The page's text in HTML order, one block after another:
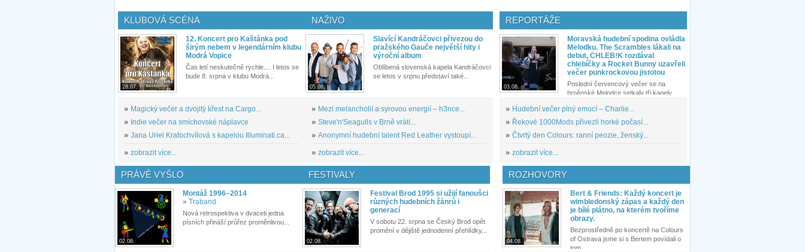
KLUBOVÁ SCÉNA
28.07.
12. Koncert pro Kaštánka pod
širým nebem v legendárním klubu
Modrá Vopice
Čas letí neskutečně rychle.... I letos se
bude 8. srpna v klubu Modrá...
» Magický večer a dvojitý křest na Cargo...
» Indie večer na smíchovské náplavce
» Jana Uriel Kratochvílová s kapelou Illuminati.ca...
» zobrazit více...
NAŽIVO
05.08.
Slavící Kandráčovci přivezou do
pražského Gauče největší hity i
výroční album
Oblíbená slovenská kapela Kandráčovci
se letos v srpnu představí také...
» Mezi melancholií a syrovou energií – h3nce...
» Steve'n'Seagulls v Brně vrátí...
» Anonymní hudební talent Red Leather vystoupí...
» zobrazit více...
REPORTÁŽE
03.08.
Moravská hudební spodina ovládla
Melodku. The Scrambles lákali na
debut, CHLEB!K rozdával
chlebíčky a Rocket Bunny uzavřeli
večer punkrockovou jistotou
Poslední červencový večer se na
brněnské Melodce setkaly tři kapely...
» Hudební večer plný emocí – Charlie...
» Řekové 1000Mods přivezli horké počasí...
» Čtvrtý den Colours: ranní peozie, ženský...
» zobrazit více...
PRÁVĚ VYŠLO
02.08.
Montáž 1996–2014
» Traband
Nová retrospektiva v dvaceti jedna
písních přináší průřez proměnlivou...
FESTIVALY
02.08.
Festival Brod 1995 si užijí fanoušci
různých hudebních žánrů i
generací
V sobotu 22. srpna se Český Brod opět
promění v dějiště jednodenní přehlídky...
ROZHOVORY
04.08.
Bert & Friends: Každý koncert je
wimbledonský zápas a každý den
je bílé plátno, na kterém tvoříme
obrazy.
Bezprostředně po koncertě na Colours
of Ostrava jsme si s Bertem povídali o
tom,...